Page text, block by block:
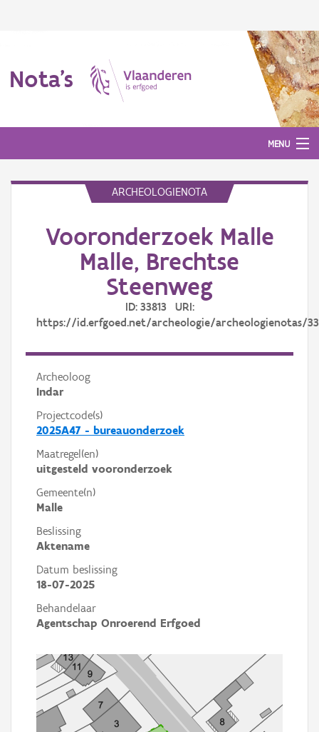
Nota's
MENU
Aanmelden
ARCHEOLOGIENOTA
Vooronderzoek Malle
Malle, Brechtse
Steenweg
ID: 33813 URI:
https://id.erfgoed.net/archeologie/archeologienotas/
Archeoloog
Indar
Projectcode(s)
2025A47 - bureauonderzoek
Maatregel(en)
uitgesteld vooronderzoek
Gemeente(n)
Malle
Beslissing
Aktename
Datum beslissing
18-07-2025
Behandelaar
Agentschap Onroerend Erfgoed